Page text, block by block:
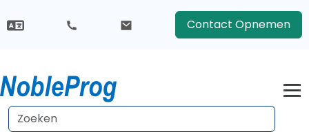
Contact Opnemen